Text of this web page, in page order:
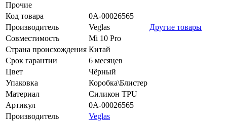
Прочие
Код товара
0А-00026565
Производитель
Veglas
Другие товары
Совместимость
Mi 10 Pro
Страна происхождения Китай
Срок гарантии
6 месяцев
Цвет
Чёрный
Упаковка
Коробка\Блистер
Материал
Силикон TPU
Артикул
0А-00026565
Производитель
Veglas